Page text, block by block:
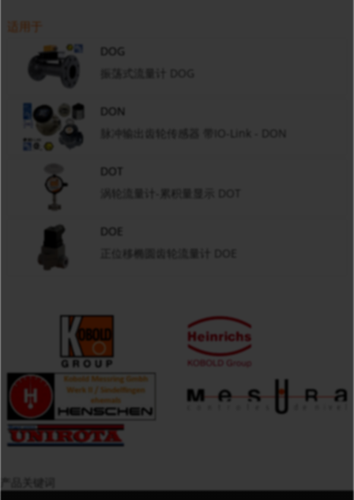
适用于
DOG
振荡式流量计 DOG
DON
脉冲输出齿轮传感器 带IO-Link - DON
DOT
涡轮流量计-累积量显示 DOT
DOE
正位移椭圆齿轮流量计 DOE
产品关键词